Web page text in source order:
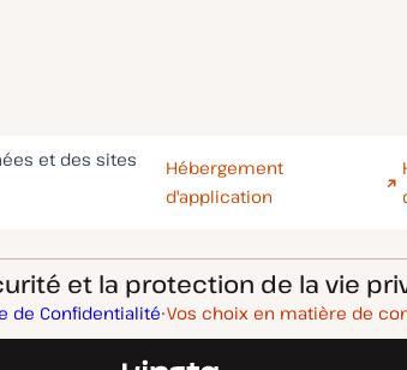
et des sites
Hébergement
d'application
et la protection de la vie
de Confidentialité Vos choix en matière de